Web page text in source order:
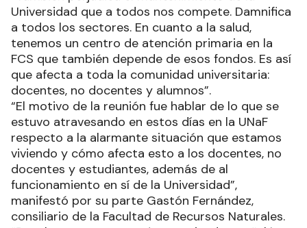
Universidad que a todos nos compete. Damnifica
a todos los sectores. En cuanto a la salud,
tenemos un centro de atención primaria en la
FCS que también depende de esos fondos. Es así
que afecta a toda la comunidad universitaria:
docentes, no docentes y alumnos”.
“El motivo de la reunión fue hablar de lo que se
estuvo atravesando en estos días en la UNaF
respecto a la alarmante situación que estamos
viviendo y cómo afecta esto a los docentes, no
docentes y estudiantes, además de al
funcionamiento en sí de la Universidad”,
manifestó por su parte Gastón Fernández,
consiliario de la Facultad de Recursos Naturales.